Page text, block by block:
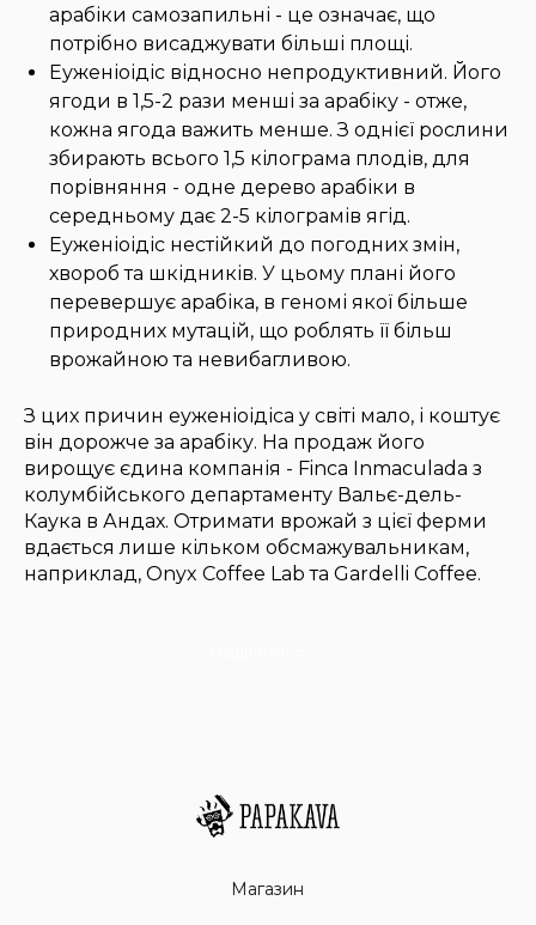
арабіки самозапильні - це означає, що
потрібно висаджувати більші площі.
Еуженіоідіс відносно непродуктивний. Його
ягоди в 1,5-2 рази менші за арабіку - отже,
кожна ягода важить менше. З однієї рослини
збирають всього 1,5 кілограма плодів, для
порівняння - одне дерево арабіки в
середньому дає 2-5 кілограмів ягід.
Еуженіоідіс нестійкий до погодних змін,
хвороб та шкідників. У цьому плані його
перевершує арабіка, в геномі якої більше
природних мутацій, що роблять її більш
врожайною та невибагливою.
З цих причин еуженіоідіса у світі мало, і коштує
він дорожче за арабіку. На продаж його
вирощує єдина компанія - Finca Inmaculada з
колумбійського департаменту Вальє-дель-
Каука в Андах. Отримати врожай з цієї ферми
вдається лише кільком обсмажувальникам,
наприклад, Onyx Coffee Lab та Gardelli Coffee.
Магазин